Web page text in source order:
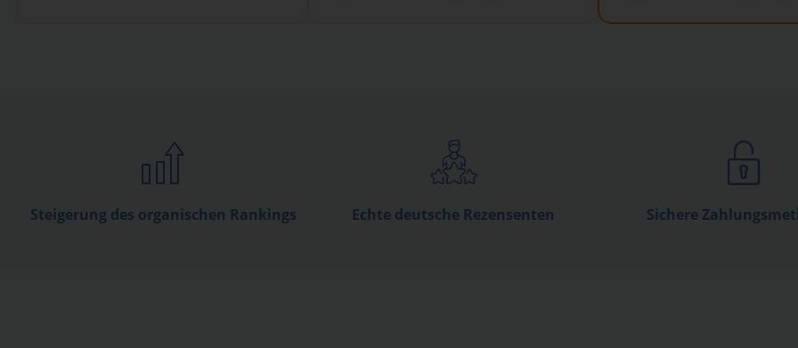
Steigerung des organischen Rankings Echte deutsche Rezensenten Sichere